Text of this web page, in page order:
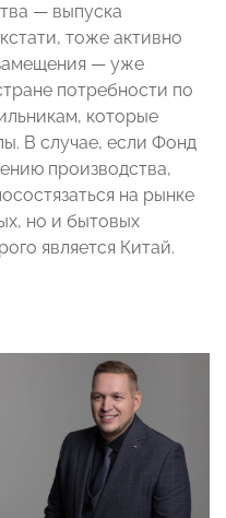
— выпуска
тоже активно
— уже
потребности по
которые
В случае, если Фонд
производства,
на рынке
но и бытовых
является Китай.